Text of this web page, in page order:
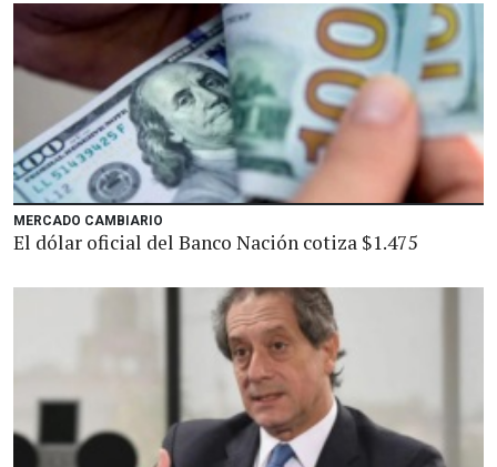
MERCADO CAMBIARIO
El dólar oficial del Banco Nación cotiza $1.475